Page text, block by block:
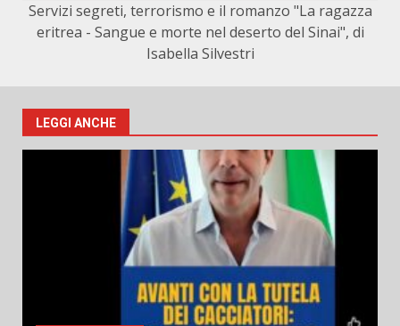
Servizi segreti, terrorismo e il romanzo "La ragazza
eritrea - Sangue e morte nel deserto del Sinai", di
Isabella Silvestri
LEGGI ANCHE